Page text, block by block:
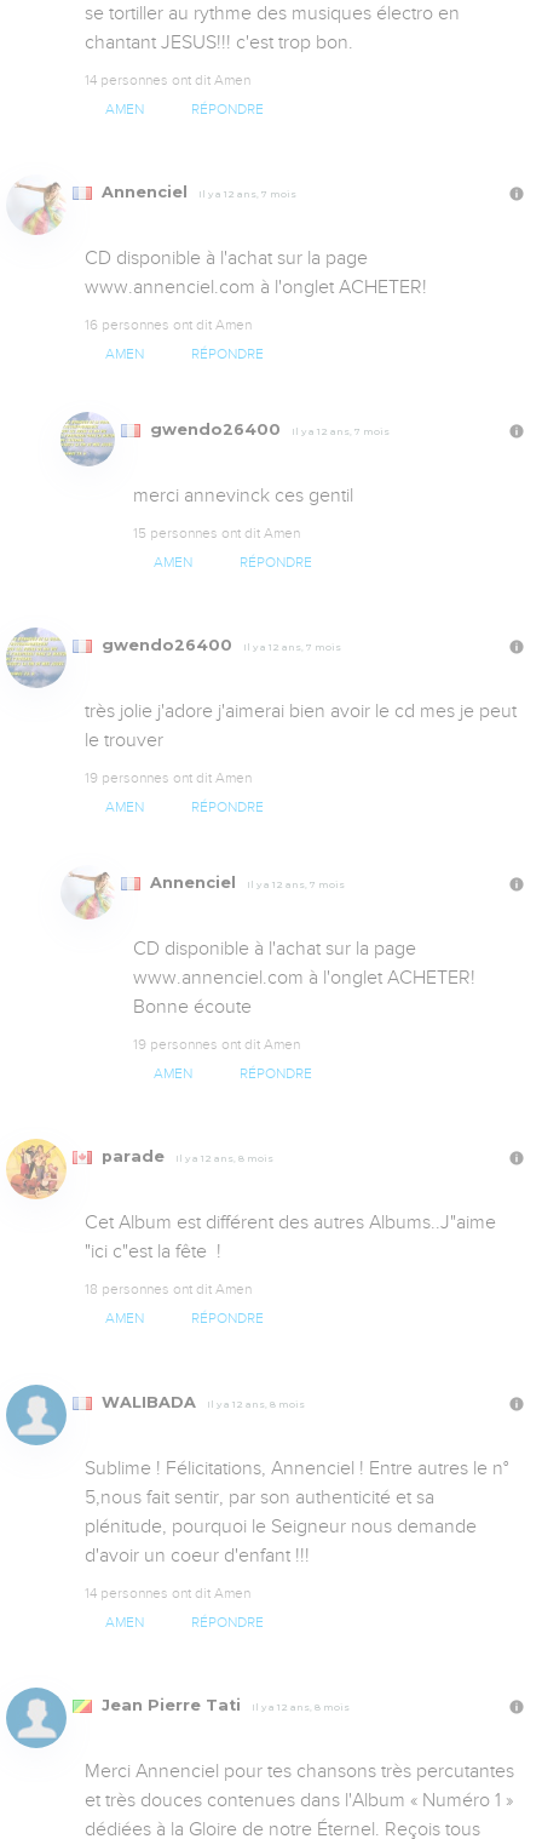
se tortiller au rythme des musiques électro en
chantant JESUS!!! c'est trop bon.
14 personnes ont dit Amen
AMEN RÉPONDRE
Annenciel Il y a 12 ans, 7 mois
CD disponible à l'achat sur la page
www.annenciel.com à l'onglet ACHETER!
16 personnes ont dit Amen
AMEN RÉPONDRE
gwendo26400 Il y a 12 ans, 7 mois
merci annevinck ces gentil
15 personnes ont dit Amen
AMEN RÉPONDRE
gwendo26400 Il y a 12 ans, 7 mois
très jolie j'adore j'aimerai bien avoir le cd mes je peut
le trouver
19 personnes ont dit Amen
AMEN RÉPONDRE
Annenciel Il y a 12 ans, 7 mois
CD disponible à l'achat sur la page
www.annenciel.com à l'onglet ACHETER!
Bonne écoute
19 personnes ont dit Amen
AMEN RÉPONDRE
parade Il y a 12 ans, 8 mois
Cet Album est différent des autres Albums..J"aime
"ici c"est la fête  !
18 personnes ont dit Amen
AMEN RÉPONDRE
WALIBADA Il y a 12 ans, 8 mois
Sublime ! Félicitations, Annenciel ! Entre autres le n°
5,nous fait sentir, par son authenticité et sa
plénitude, pourquoi le Seigneur nous demande
d'avoir un coeur d'enfant !!!
14 personnes ont dit Amen
AMEN RÉPONDRE
Jean Pierre Tati Il y a 12 ans, 8 mois
Merci Annenciel pour tes chansons très percutantes
et très douces contenues dans l'Album « Numéro 1 »
dédiées à la Gloire de notre Éternel. Reçois tous